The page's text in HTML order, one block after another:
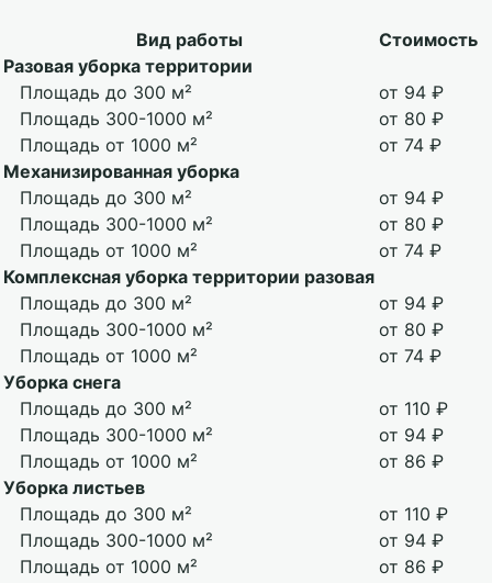
Вид работы
Стоимость
Разовая уборка территории
Площадь до 300 м²
от 94 ₽
Площадь 300-1000 м²
от 80 ₽
Площадь от 1000 м²
от 74 ₽
Механизированная уборка
Площадь до 300 м²
от 94 ₽
Площадь 300-1000 м²
от 80 ₽
Площадь от 1000 м²
от 74 ₽
Комплексная уборка территории разовая
Площадь до 300 м²
от 94 ₽
Площадь 300-1000 м²
от 80 ₽
Площадь от 1000 м²
от 74 ₽
Уборка снега
Площадь до 300 м²
от 110 ₽
Площадь 300-1000 м²
от 94 ₽
Площадь от 1000 м²
от 86 ₽
Уборка листьев
Площадь до 300 м²
от 110 ₽
Площадь 300-1000 м²
от 94 ₽
Площадь от 1000 м²
от 86 ₽